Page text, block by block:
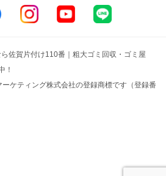
佐賀片付け110番｜粗大ゴミ回収・ゴミ屋
！
ーケティング株式会社の登録商標です（登録番